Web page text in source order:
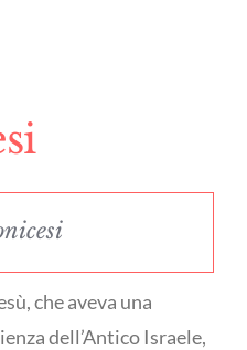
che aveva una
dell’Antico Israele,